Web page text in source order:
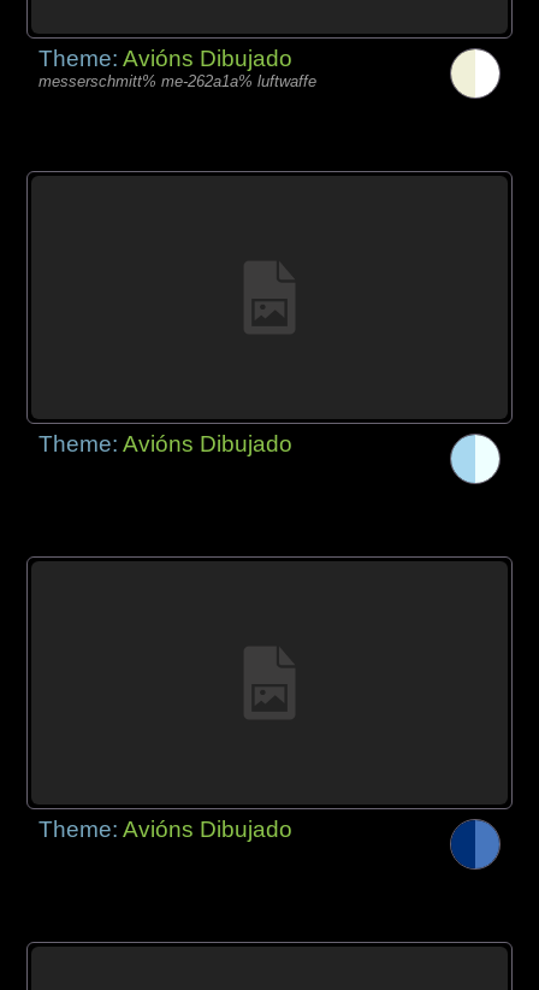
Theme:Avións Dibujado
messerschmitt% me-262a1a% luftwaffe
Theme:Avións Dibujado
Theme:Avións Dibujado